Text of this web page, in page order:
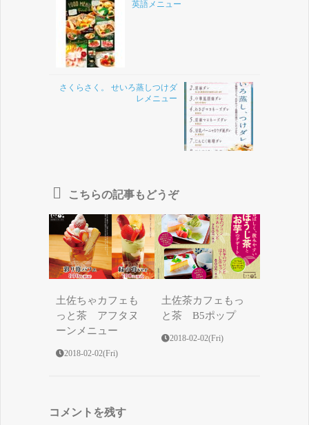
英語メニュー
さくらさく。 せいろ蒸しつけダ
レメニュー
こちらの記事もどうぞ
土佐ちゃカフェも
っと茶 アフタヌ
ーンメニュー
2018-02-02(Fri)
土佐茶カフェもっ
と茶 B5ポップ
2018-02-02(Fri)
コメントを残す